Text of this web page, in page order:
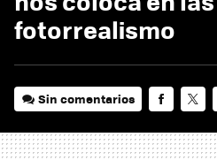
fotorrealismo
Sin comentarios